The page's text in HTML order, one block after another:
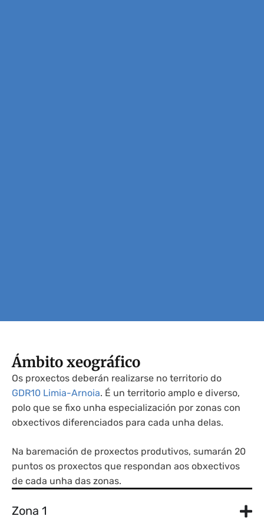
Ámbito xeográfico
Os proxectos deberán realizarse no territorio do
GDR10 Limia-Arnoia. É un territorio amplo e diverso,
polo que se fixo unha especialización por zonas con
obxectivos diferenciados para cada unha delas.
Na baremación de proxectos produtivos, sumarán 20
puntos os proxectos que respondan aos obxectivos
de cada unha das zonas.
Zona 1